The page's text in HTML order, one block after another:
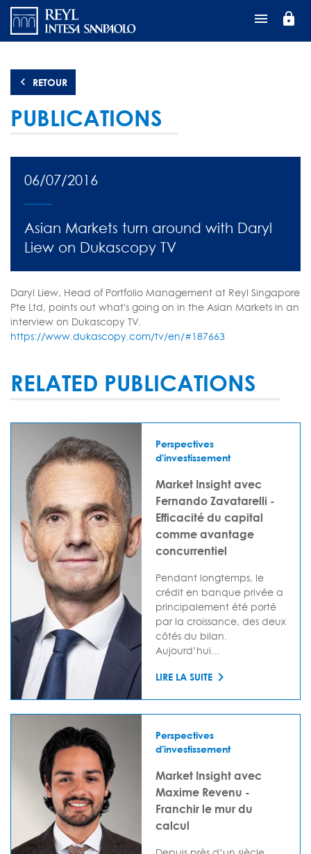
Aller
contenu
lock
RETOUR
PUBLICATIONS
06/07/2016
Asian Markets turn around with Daryl
Liew on Dukascopy TV
Daryl Liew, Head of Portfolio Management at Reyl Singapore
Pte Ltd, points out what's going on in the Asian Markets in an
interview on Dukascopy TV.
https://www.dukascopy.com/tv/en/#187663
RELATED PUBLICATIONS
Perspectives
d'investissement
Market Insight avec
Fernando Zavatarelli -
Efficacité du capital
comme avantage
concurrentiel
Pendant longtemps, le
crédit en banque privée a
principalement été porté
par la croissance, des deux
côtés du bilan.
Aujourd’hui...
LIRE LA SUITE
Perspectives
d'investissement
Market Insight avec
Maxime Revenu -
Franchir le mur du
calcul